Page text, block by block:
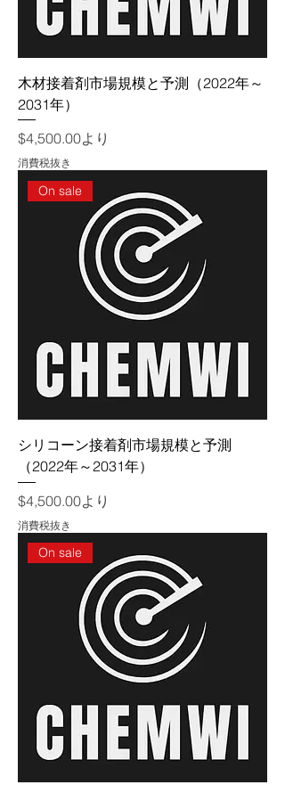
木材接着剤市場規模と予測（2022年～
2031年）
$4,500.00より
セール価格
消費税抜き
On sale
シリコーン接着剤市場規模と予測
（2022年～2031年）
$4,500.00より
セール価格
消費税抜き
On sale